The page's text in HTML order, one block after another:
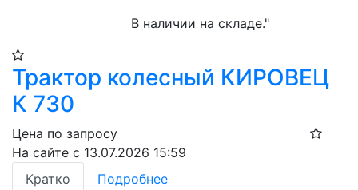
В наличии на складе."
Трактор колесный КИРОВЕЦ
К 730
Цена по запросу
На сайте с 13.07.2026 15:59
Кратко
Подробнее